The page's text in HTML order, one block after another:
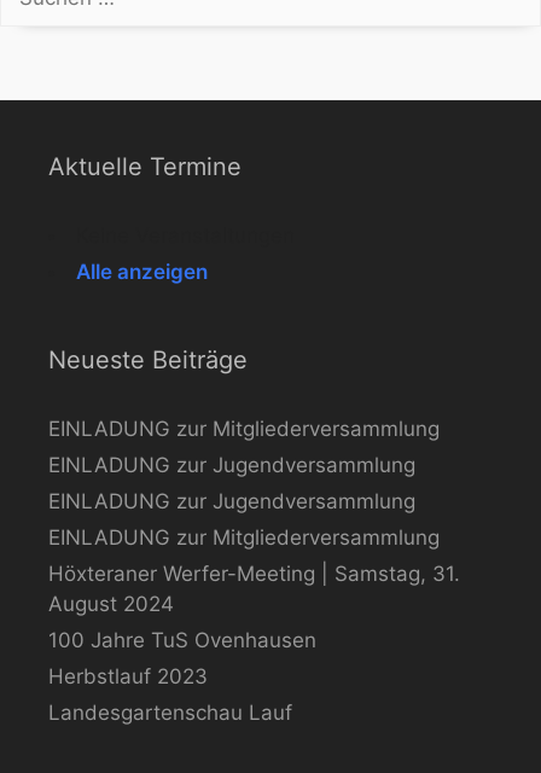
nach:
Aktuelle Termine
Alle anzeigen
Neueste Beiträge
EINLADUNG zur Mitgliederversammlung
EINLADUNG zur Jugendversammlung
EINLADUNG zur Jugendversammlung
EINLADUNG zur Mitgliederversammlung
Höxteraner Werfer-Meeting | Samstag, 31.
August 2024
100 Jahre TuS Ovenhausen
Herbstlauf 2023
Landesgartenschau Lauf